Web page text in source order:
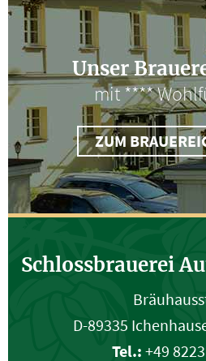
Unser
mit ****
ZUM
Schlossbrauerei
D-89335
Tel.: +49